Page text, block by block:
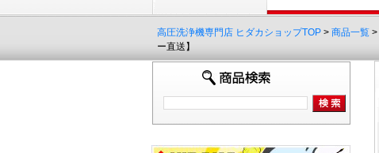
高圧洗浄機専門店 ヒダカショップTOP > 商品一覧 >
ー直送】